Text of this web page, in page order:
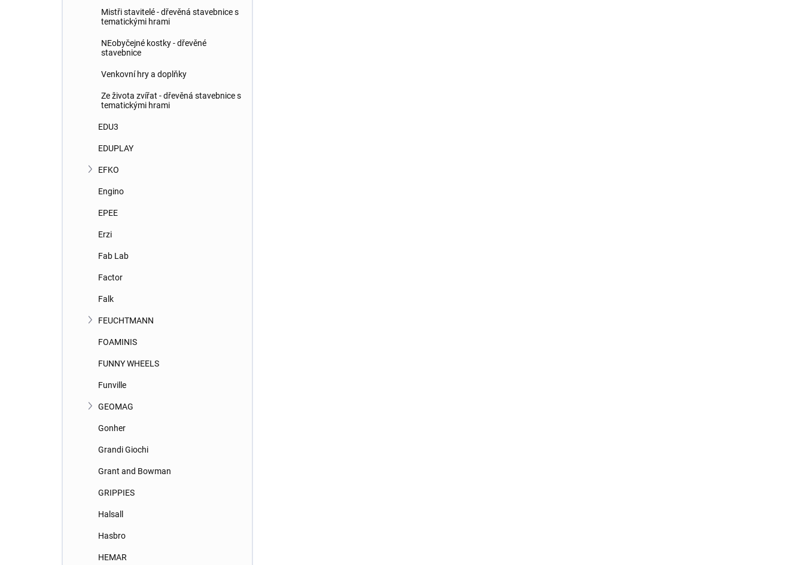
Mistři stavitelé - dřevěná stavebnice s
tematickými hrami
NEobyčejné kostky - dřevěné
stavebnice
Venkovní hry a doplňky
Ze života zvířat - dřevěná stavebnice s
tematickými hrami
EDU3
EDUPLAY
EFKO
Engino
EPEE
Erzi
Fab Lab
Factor
Falk
FEUCHTMANN
FOAMINIS
FUNNY WHEELS
Funville
GEOMAG
Gonher
Grandi Giochi
Grant and Bowman
GRIPPIES
Halsall
Hasbro
HEMAR